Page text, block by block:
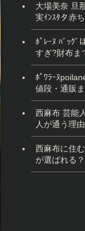
大場美奈 旦
実ｲﾝｽﾀタ赤
ﾎﾟﾚｰﾇ ﾊﾞｯｸﾞ
すぎ?財布ま
ﾎﾟﾜﾗｰﾇ
値段・通販
西麻布 芸能
人が通う理
西麻布に住
が選ばれる